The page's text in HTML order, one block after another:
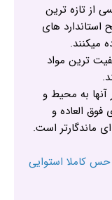
از تازه ترین
های
میکنند.
ترین مواد
به محیط و
فوق العاده و
ماندگارتر است.
کاملا استوایی